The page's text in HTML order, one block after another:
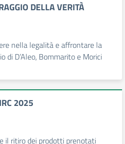
DELLA VERITÀ
nella legalità e affrontare la
di D’Aleo, Bommarito e Morici
2025
il ritiro dei prodotti prenotati